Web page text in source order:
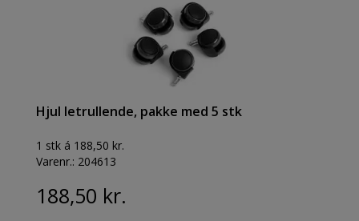
Hjul letrullende, pakke med 5 stk
1 stk á 188,50 kr.
Varenr.: 204613
188,50 kr.